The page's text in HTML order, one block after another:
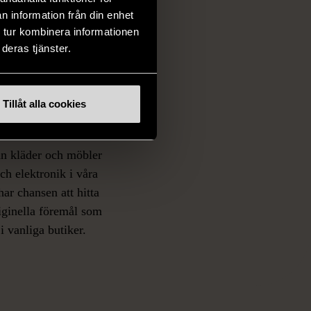
information från din enhet
kombinera informationen
tjänster.
Tillåt alla cookies
prisvärda
fynd
ett brett utbud av
kläder och möbler
elektronik i våra
chansen att hitta
föremål som
vanliga butiker.